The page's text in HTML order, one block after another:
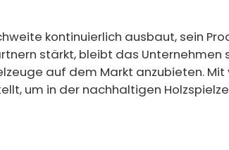
kontinuierlich ausbaut, sein
stärkt, bleibt das Unternehmen
auf dem Markt anzubieten.
um in der nachhaltigen